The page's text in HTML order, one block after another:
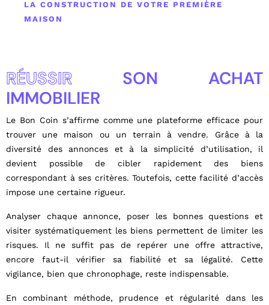
LA CONSTRUCTION DE VOTRE PREMIÈRE
MAISON
RÉUSSIR SON ACHAT
IMMOBILIER
Le Bon Coin s’affirme comme une plateforme efficace pour
trouver une maison ou un terrain à vendre. Grâce à la
diversité des annonces et à la simplicité d’utilisation, il
devient possible de cibler rapidement des biens
correspondant à ses critères. Toutefois, cette facilité d’accès
impose une certaine rigueur.
Analyser chaque annonce, poser les bonnes questions et
visiter systématiquement les biens permettent de limiter les
risques. Il ne suffit pas de repérer une offre attractive,
encore faut-il vérifier sa fiabilité et sa légalité. Cette
vigilance, bien que chronophage, reste indispensable.
En combinant méthode, prudence et régularité dans les